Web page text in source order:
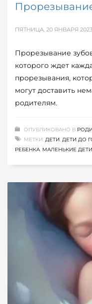
ПЯТНИЦА, 20 ЯНВАРЯ 2023
Прорезывание
которого ждет
прорезывания,
могут доставить
родителям.
ОПУБЛИКОВАНО В
МЕТКИ: ДЕТИ, ДЕТИ ДО
РЕБЕНКА, МАЛЕНЬКИЕ ДЕТИ